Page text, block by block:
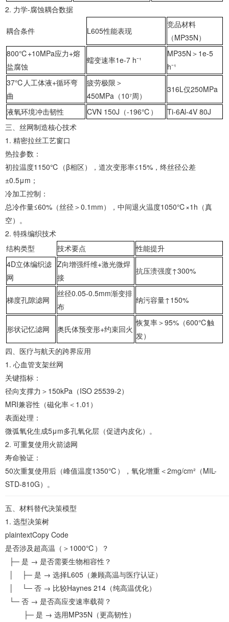
2. ‌力学-腐蚀耦合数据‌
耦合条件 L605性能表现
竞品材料
（MP35N）
‌800℃+10MPa应力+熔
盐腐蚀‌
蠕变速率1e-7 h⁻¹
MP35N＞1e-5
h⁻¹
‌37℃人工体液+循环弯
曲‌
疲劳极限＞
450MPa（10⁷周）
316L仅250MPa
‌液氧环境冲击韧性‌ CVN 150J（-196℃）
Ti-6Al-4V 80J
‌三、丝网制造核心技术‌
1. ‌精密拉丝工艺窗口‌
‌热拉参数‌：
初拉温度1150℃（β相区），道次变形率≤15%，终丝径公差
±0.5μm；
‌冷加工控制‌：
总冷作量≤60%（丝径＞0.1mm），中间退火温度1050℃×1h（真
空）。
2. ‌特殊编织技术‌
结构类型
技术要点
性能提升
‌4D立体编织滤
网‌
Z向增强纤维+激光微焊
接
抗压溃强度↑300%
‌梯度孔隙滤网‌
丝径0.05-0.5mm渐变排
布
纳污容量↑150%
‌形状记忆滤网‌ 奥氏体预变形+约束回火
恢复率＞95%（600℃触
发）
‌四、医疗与航天的跨界应用‌
1. ‌心血管支架丝网‌
‌关键指标‌：
径向支撑力＞150kPa（ISO 25539-2）
MRI兼容性（磁化率＜1.01）
‌表面处理‌：
微弧氧化生成5μm多孔氧化层（促进内皮化）。
2. ‌可重复使用火箭滤网‌
‌寿命验证‌：
50次重复使用后（峰值温度1350℃），氧化增重＜2mg/cm²（MIL-
STD-810G）。
‌五、材料替代决策模型‌
1. ‌选型决策树‌
plaintextCopy Code
是否涉及超高温（＞1000℃）？
├─ 是 → 是否需要生物相容性？
│ ├─ 是 → 选择L605（兼顾高温与医疗认证）
│ └─ 否 → 比较Haynes 214（纯高温优化）
└─ 否 → 是否高应变速率载荷？
├─ 是 → 选用MP35N（更高韧性）